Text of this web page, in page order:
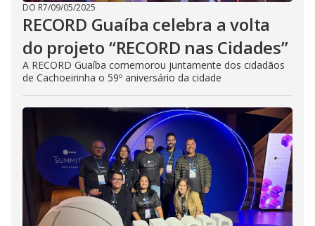
DO R7/09/05/2025
RECORD Guaíba celebra a volta
do projeto “RECORD nas Cidades”
A RECORD Guaíba comemorou juntamente dos cidadãos
de Cachoeirinha o 59º aniversário da cidade